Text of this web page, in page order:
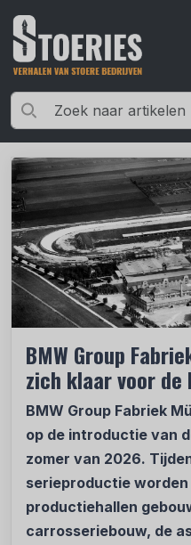
BMW Group
zich klaar voor de
BMW Group Fabriek
op de introductie van
zomer van 2026.
serieproductie
productiehallen
carrosseriebouw, de